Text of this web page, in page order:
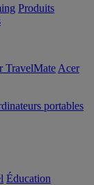
Produits
TravelMate Acer
portables
Éducation